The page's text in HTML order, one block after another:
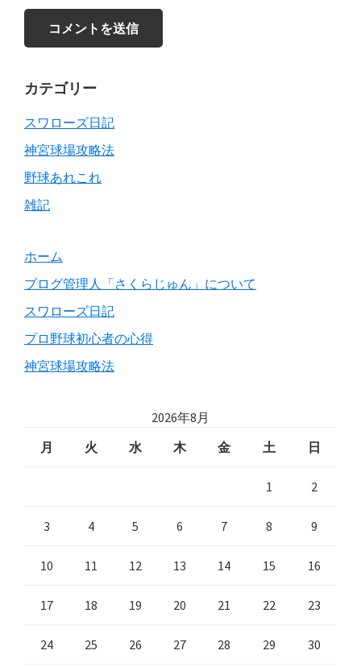
Primary
Sidebar
カテゴリー
スワローズ日記
神宮球場攻略法
野球あれこれ
雑記
ホーム
ブログ管理人「さくらじゅん」について
スワローズ日記
プロ野球初心者の心得
神宮球場攻略法
2026年8月
月
火 水 木 金 土 日
1 2
3 4 5 6 7 8 9
10 11 12 13 14 15 16
17 18 19 20 21 22 23
24 25 26 27 28 29 30